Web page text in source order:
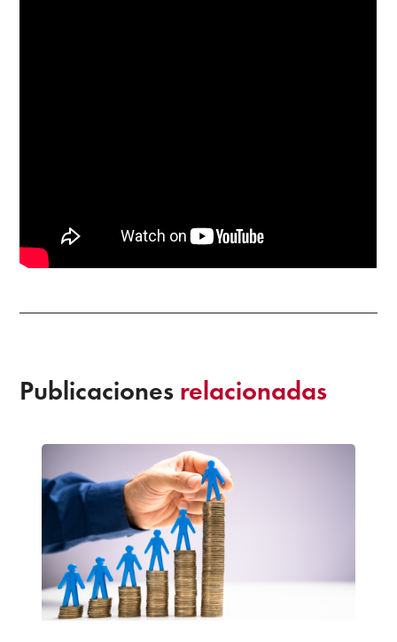
Publicaciones relacionadas